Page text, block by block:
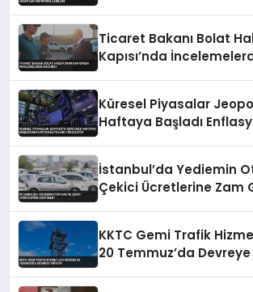
Ticaret Bakanı Bolat
Kapısı’nda
Küresel Piyasalar
Haftaya Başladı
İstanbul’da Yediemin
Çekici Ücretlerine Zam
KKTC Gemi Trafik
20 Temmuz’da